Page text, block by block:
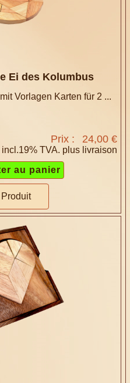
Ei des Kolumbus
Vorlagen Karten für 2 ...
Prix : 24,00 €
incl.19% TVA. plus livraison